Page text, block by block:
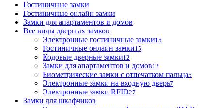
Гостиничные замки
Гостиничные онлайн замки
Замки для апартаментов и домов
Все виды дверных замков
Электронные гостиничные замки15
Гостиничные онлайн замки15
Кодовые дверные замки12
Замки для апартаментов и домов12
Биометрические замки с отпечатком пальца5
Электронные замки на входную дверь7
Электронные замки RFID27
Замки для шкафчиков